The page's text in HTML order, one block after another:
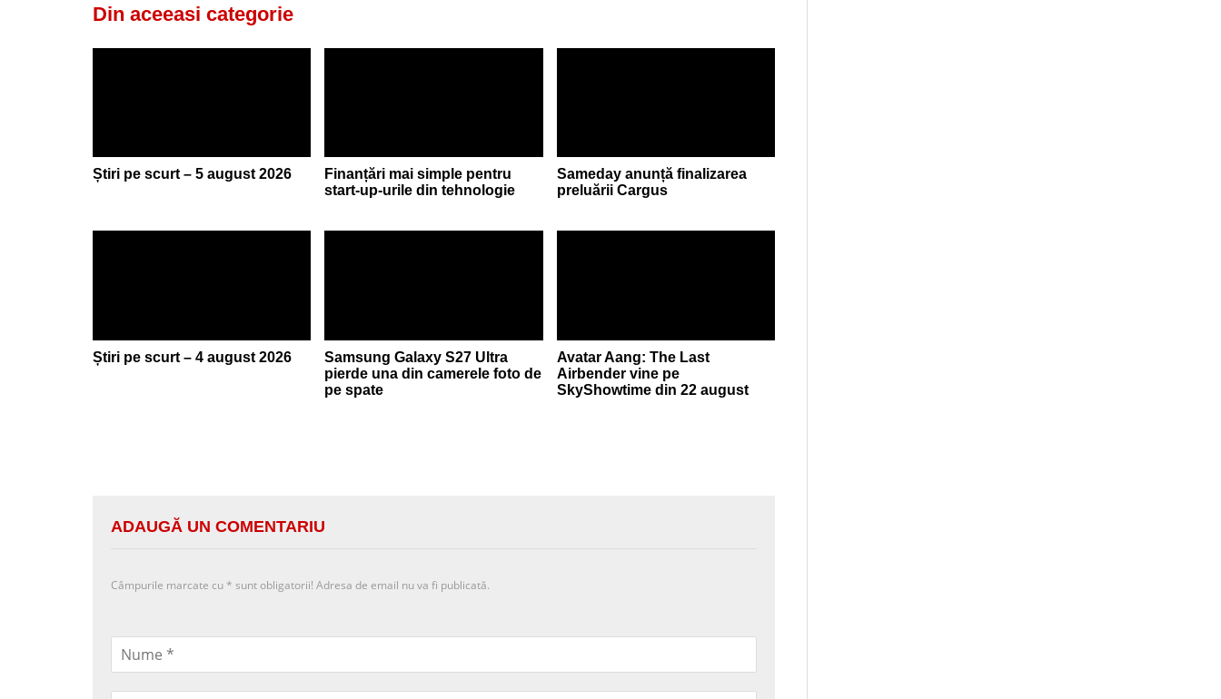
Din aceeasi categorie
Știri pe scurt – 5 august 2026
Finanțări mai simple pentru
start-up-urile din tehnologie
Sameday anunță finalizarea
preluării Cargus
Știri pe scurt – 4 august 2026
Samsung Galaxy S27 Ultra
pierde una din camerele foto de
pe spate
Avatar Aang: The Last
Airbender vine pe
SkyShowtime din 22 august
ADAUGĂ UN COMENTARIU
Câmpurile marcate cu * sunt obligatorii! Adresa de email nu va fi publicată.